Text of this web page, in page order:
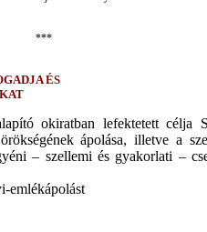
***
ÉS
okiratban lefektetett célja
ápolása, illetve a
– szellemi és gyakorlati –
emlékápolást